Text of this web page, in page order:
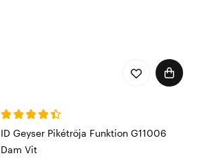
ID Geyser Pikétröja Funktion G11006
Dam Vit